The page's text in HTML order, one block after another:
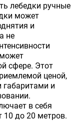
лебедки ручные
может
и
не
сфере. Этот
ценой,
габаритами и
в себя
10 до 20 метров.